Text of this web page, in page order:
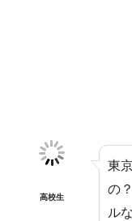
高校生
東
の
ル